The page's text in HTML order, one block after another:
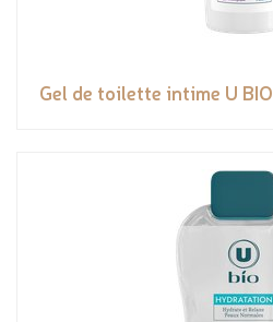
Gel de toilette intime U BIO